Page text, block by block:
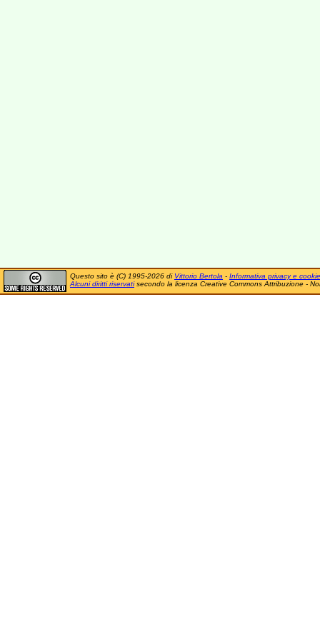
Questo sito è (C) 1995-2026 di Vittorio Bertola - Informativa privacy e cookie
Alcuni diritti riservatisecondo la licenza Creative Commons Attribuzione -